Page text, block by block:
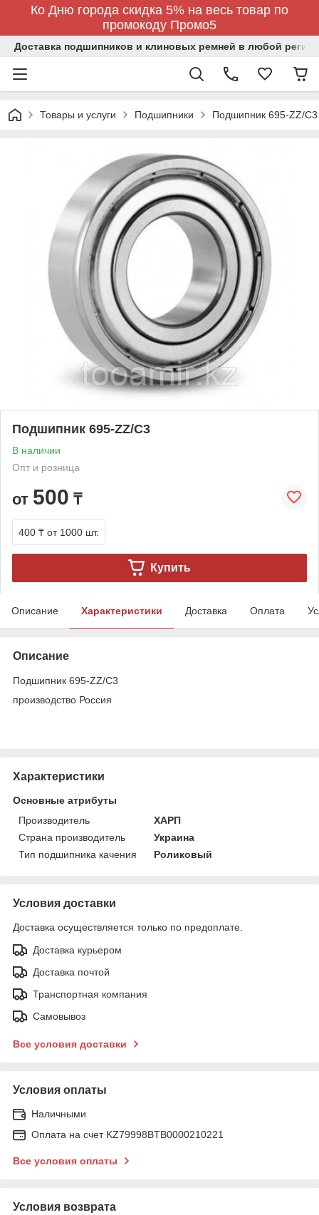
Ко Дню города скидка 5% на весь товар по
промокоду Промо5
Доставка подшипников и клиновых ремней в любой регион
Товары и услуги Подшипники Подшипник 695-ZZ/C3
Подшипник 695-ZZ/C3
В наличии
Опт и розница
от 500 ₸
400 ₸ от 1000 шт.
Купить
Описание Характеристики Доставка Оплата
Описание
Подшипник 695-ZZ/C3
производство Россия
Характеристики
Основные атрибуты
Производитель
ХАРП
Страна производитель
Украина
Тип подшипника качения
Роликовый
Условия доставки
Доставка осуществляется только по предоплате.
Доставка курьером
Доставка почтой
Транспортная компания
Самовывоз
Все условия доставки
Условия оплаты
Наличными
Оплата на счет KZ79998BTB0000210221
Все условия оплаты
Условия возврата